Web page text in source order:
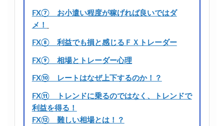
FX⑦ お小遣い程度が稼げれば良いではダ
メ！
FX⑧ 利益でも損と感じるＦＸトレーダー
FX⑨ 相場とトレーダー心理
FX⑩ レートはなぜ上下するのか！？
FX⑪ トレンドに乗るのではなく、トレンドで
利益を得る！
FX⑫ 難しい相場とは！？